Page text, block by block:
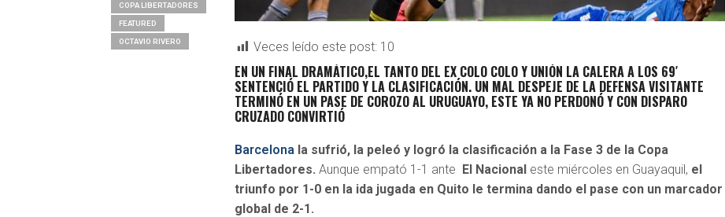
Veces leído este post: 10
EN UN FINAL DRAMÁTICO,EL TANTO DEL EX COLO COLO Y UNIÓN LA CALERA A LOS 69′
SENTENCIÓ EL PARTIDO Y LA CLASIFICACIÓN. UN MAL DESPEJE DE LA DEFENSA VISITANTE
TERMINÓ EN UN PASE DE COROZO AL URUGUAYO, ESTE YA NO PERDONÓ Y CON DISPARO
CRUZADO CONVIRTIÓ
Barcelona la sufrió, la peleó y logró la clasificación a la Fase 3 de la Copa
Libertadores. Aunque empató 1-1 ante El Nacional este miércoles en Guayaquil, el
triunfo por 1-0 en la ida jugada en Quito le termina dando el pase con un marcador
global de 2-1.
COPA LIBERTADORES
FEATURED
OCTAVIO RIVERO